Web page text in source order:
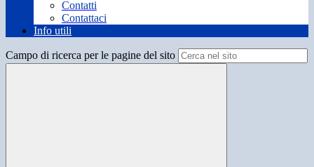
Contatti
Contattaci
Info utili
Campo di ricerca per le pagine del sito